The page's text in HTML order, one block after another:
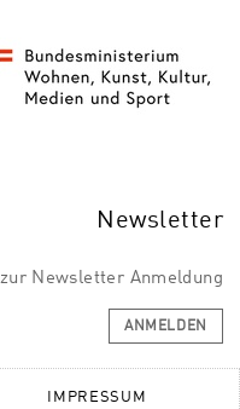
Newsletter
Newsletter Anmeldung
ANMELDEN
IMPRESSUM